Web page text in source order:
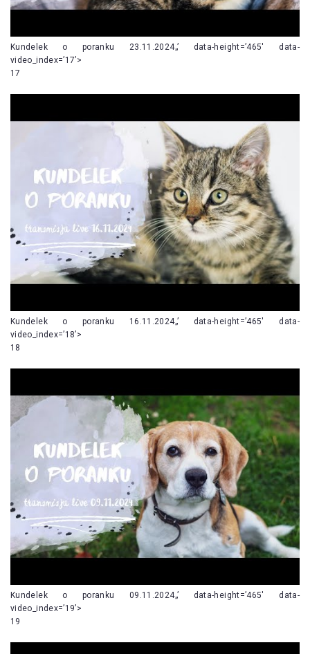
Kundelek o poranku 23.11.2024„’ data-height=’465′ data-
video_index=’17’>
17
Kundelek o poranku 16.11.2024„’ data-height=’465′ data-
video_index=’18’>
18
Kundelek o poranku 09.11.2024„’ data-height=’465′ data-
video_index=’19’>
19